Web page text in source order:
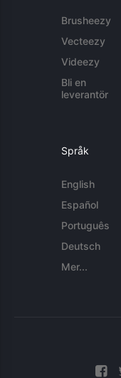
Brusheezy
Vecteezy
Videezy
Bli en
leverantör
Språk
English
Español
Português
Deutsch
Mer...